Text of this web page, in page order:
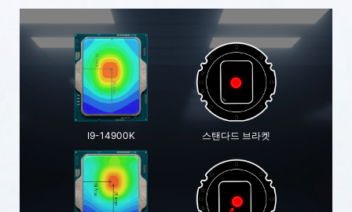
I9-14900K 스탠다드 브라켓